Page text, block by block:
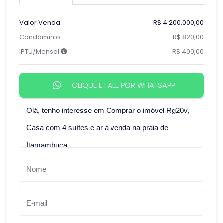
Valor Venda
R$ 4.200.000,00
Condomínio
R$ 820,00
IPTU/Mensal
R$ 400,00
CLIQUE E FALE POR WHATSAPP